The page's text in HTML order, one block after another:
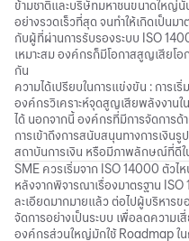
ข้ามชาติและบริษัทมหาชนขนาดใหญ่นั้
อย่างรวดเร็วที่สุด จนทำให้เกิดเป็นม
กับผู้ที่ผ่านการรับรองระบบ ISO
เหมาะสม องค์กรก็มีโอกาสสูญเสียโ
กัน
ความได้เปรียบในการแข่งขัน : การเ
องค์กรวิเคราะห์จุดสูญเสียพลังงานใ
ได้ นอกจากนี้ องค์กรที่มีการจัดการด้
การเข้าถึงการสนับสนุนทางการเงิน
สถาบันการเงิน หรือมีภาพลักษณ์ที่ดีใ
SME ควรเริ่มจาก ISO 14000 ตัวไ
หลังจากพิจารณาเรื่องมาตรฐาน
ละเอียดมากมายแล้ว ต่อไปผู้บริหารข
จัดการอย่างเป็นระบบ เพื่อลดความเ
องค์กรส่วนใหญ่มักใช้ Roadmap ใน